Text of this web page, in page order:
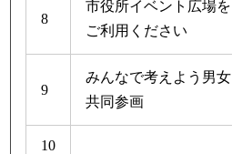
8
市役所イベント広場を
ご利用ください
9
みんなで考えよう男女
共同参画
10